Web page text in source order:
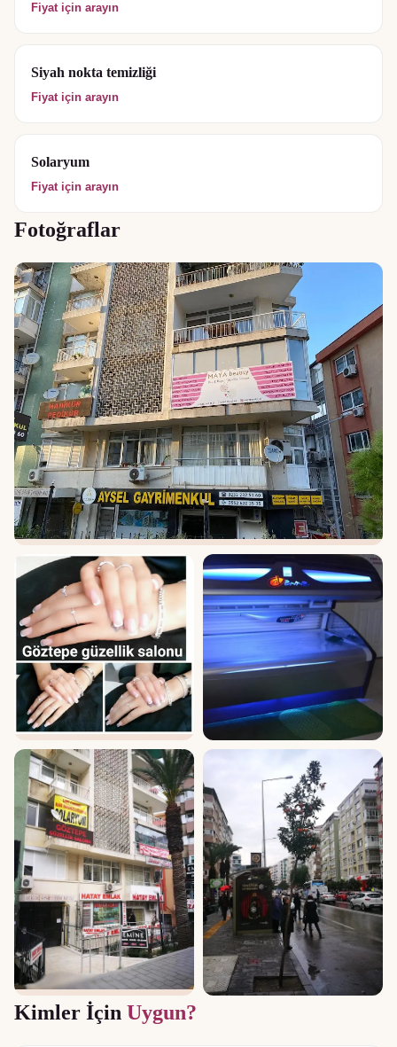
Fiyat için arayın
Siyah nokta temizliği
Fiyat için arayın
Solaryum
Fiyat için arayın
Fotoğraflar
Kimler İçin Uygun?